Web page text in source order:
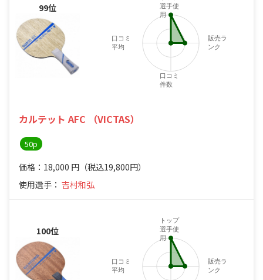
99位
カルテット AFC （VICTAS）
50p
価格：18,000 円 （税込19,800円）
使用選手： 吉村和弘
選手使
用
販売ラ
ンク
口コミ
件数
口コミ
平均
100位
トップ
選手使
用
販売ラ
ンク
口コミ
平均